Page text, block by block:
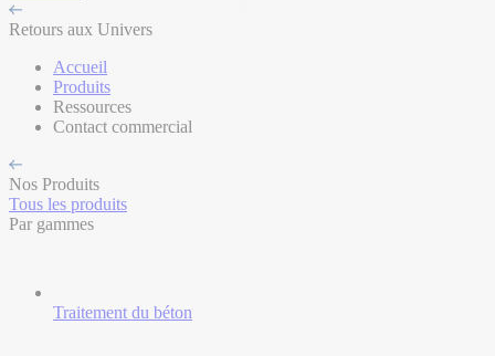
Retours aux Univers
Accueil
Produits
Ressources
Contact commercial
Nos Produits
Tous les produits
Par gammes
Traitement du béton